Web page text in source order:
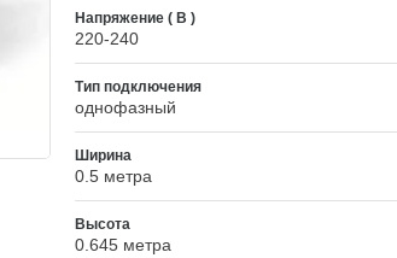
Напряжение ( В )
220-240
Тип подключения
однофазный
Ширина
0.5 метра
Высота
0.645 метра